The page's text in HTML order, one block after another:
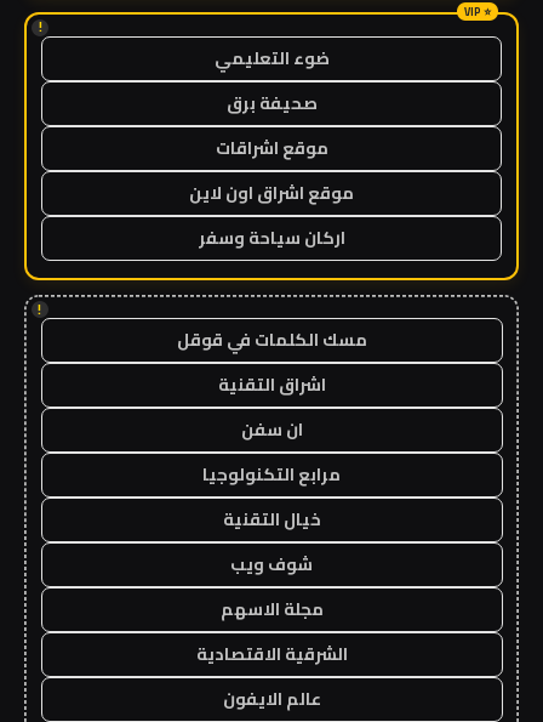
!
ضوء التعليمي
صحيفة برق
موقع اشراقات
موقع اشراق اون لاين
اركان سياحة وسفر
!
مسك الكلمات في قوقل
اشراق التقنية
ان سفن
مرابع التكنولوجيا
خيال التقنية
شوف ويب
مجلة الاسهم
الشرقية الاقتصادية
عالم الايفون